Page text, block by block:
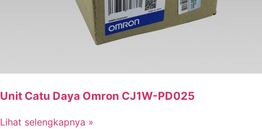
Unit Catu Daya Omron CJ1W-PD025
Lihat selengkapnya »